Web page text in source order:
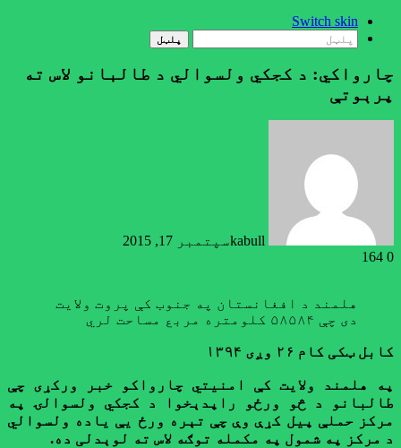
Switch skin
پلټل
چارواکي: د کجکي ولسوالي د طالبانو لاس ته
پرېوتې
kabullسپتمبر 17, 2015
0
هلمند د افغانستان په جنوب کې پروت ولایت
دی چې ۵۸۵۸۴ کلومتره مربع مساحت لري
کابل ټکی کام ۲۶ وږی ۱۳۹۴
په هلمند ولایت کې امنیتي چارواکو خبر ورکړی چې
طالبانو د څو ورځو راپدېخوا د کجکي ولسوالۍ په
مرکز حملې پیل کړې وې چې تېره ورځ یې یاده ولسوالي
د مرکز په شمول په مکمله توګه لاس ته لوېدلی ده.